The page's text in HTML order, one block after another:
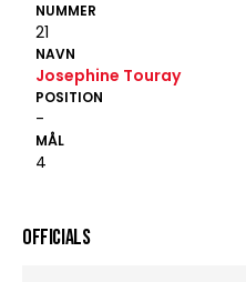
NUMMER
21
NAVN
Josephine Touray
POSITION
-
MÅL
4
OFFICIALS